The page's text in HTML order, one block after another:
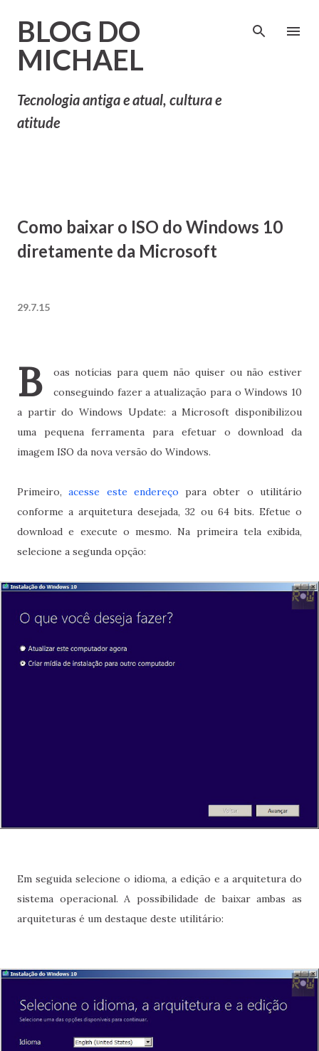
BLOG DO
MICHAEL
Tecnologia antiga e atual, cultura e
atitude
Como baixar o ISO do Windows 10
diretamente da Microsoft
29.7.15
B
oas notícias para quem não quiser ou não estiver
conseguindo fazer a atualização para o Windows 10
a partir do Windows Update: a Microsoft disponibilizou
uma pequena ferramenta para efetuar o download da
imagem ISO da nova versão do Windows.
Primeiro,acesse este endereço para obter o utilitário
conforme a arquitetura desejada, 32 ou 64 bits. Efetue o
download e execute o mesmo. Na primeira tela exibida,
selecione a segunda opção:
Em seguida selecione o idioma, a edição e a arquitetura do
sistema operacional. A possibilidade de baixar ambas as
arquiteturas é um destaque deste utilitário: